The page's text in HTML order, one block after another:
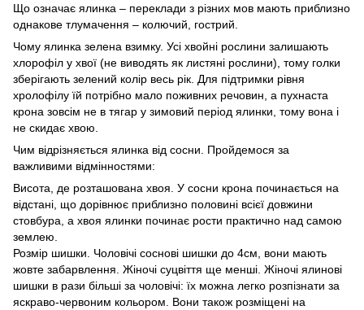
Що означає ялинка – переклади з різних мов мають приблизно
однакове тлумачення – колючий, гострий.
Чому ялинка зелена взимку. Усі хвойні рослини залишають
хлорофіл у хвої (не виводять як листяні рослини), тому голки
зберігають зелений колір весь рік. Для підтримки рівня
хролофілу їй потрібно мало поживних речовин, а пухнаста
крона зовсім не в тягар у зимовий період ялинки, тому вона і
не скидає хвою.
Чим відрізняється ялинка від сосни. Пройдемося за
важливими відмінностями:
Висота, де розташована хвоя. У сосни крона починається на
відстані, що дорівнює приблизно половині всієї довжини
стовбура, а хвоя ялинки починає рости практично над самою
землею.
Розмір шишки. Чоловічі соснові шишки до 4см, вони мають
жовте забарвлення. Жіночі суцвіття ще менші. Жіночі ялинові
шишки в рази більші за чоловічі: їх можна легко розпізнати за
яскраво-червоним кольором. Вони також розміщені на